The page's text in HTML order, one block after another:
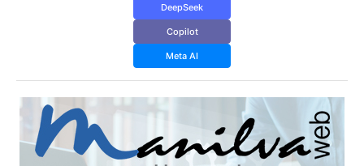
DeepSeek
Copilot
Meta AI